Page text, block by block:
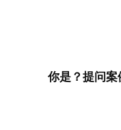
你是？ 提问案